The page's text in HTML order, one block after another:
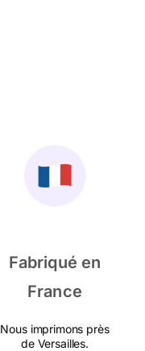
Fabriqué en
France
Nous imprimons près
de Versailles.